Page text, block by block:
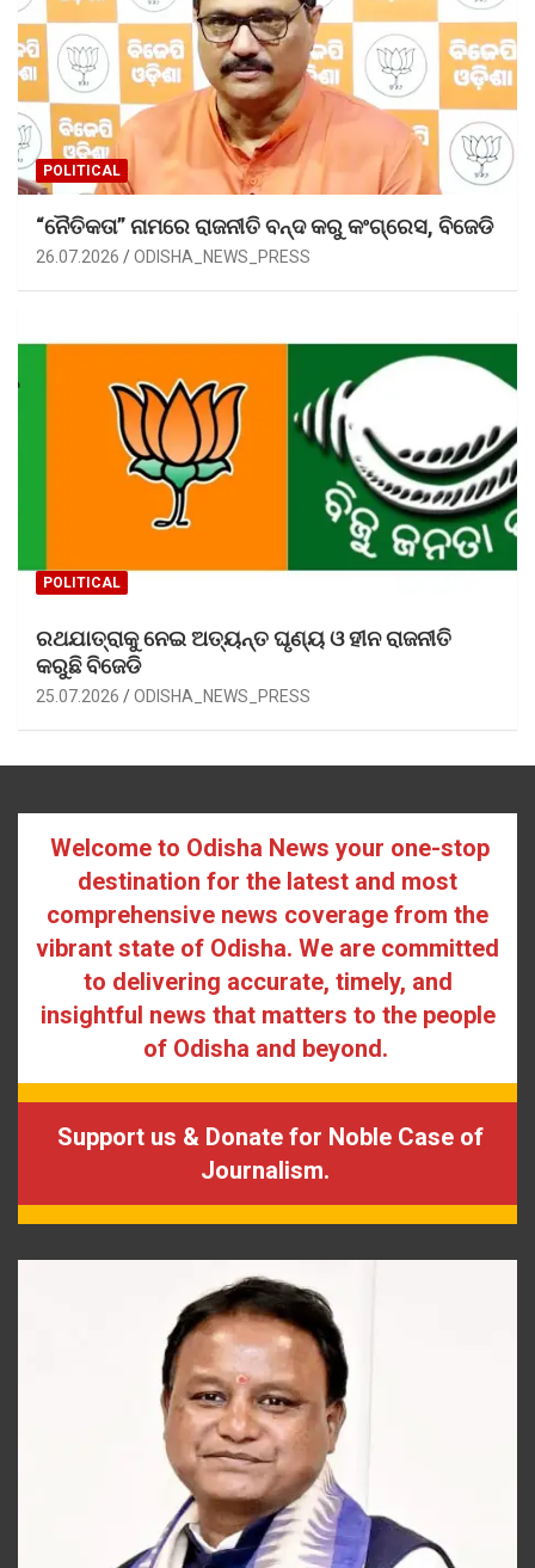
POLITICAL
“ନୈତିକତା” ନାମରେ ରାଜନୀତି ବନ୍ଦ କରୁ କଂଗ୍ରେସ, ବିଜେଡି
26.07.2026 ODISHA_NEWS_PRESS
POLITICAL
ରଥଯାତ୍ରାକୁ ନେଇ ଅତ୍ୟନ୍ତ ଘୃଣ୍ୟ ଓ ହୀନ ରାଜନୀତି
କରୁଛି ବିଜେଡି
25.07.2026 ODISHA_NEWS_PRESS
Welcome to Odisha News your one-stop
destination for the latest and most
comprehensive news coverage from the
vibrant state of Odisha. We are committed
to delivering accurate, timely, and
insightful news that matters to the people
of Odisha and beyond.
Support us & Donate for Noble Case of
Journalism.